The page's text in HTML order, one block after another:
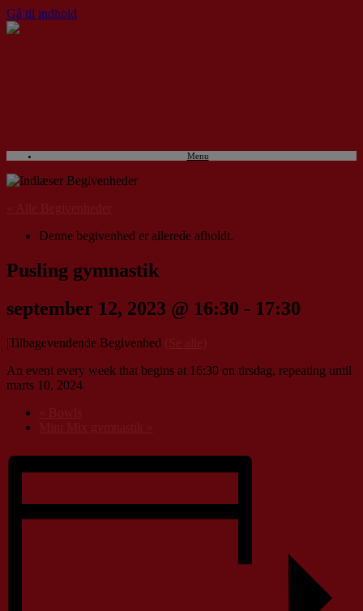
Gå til indhold
Menu
Denne begivenhed er allerede afholdt.
Pusling gymnastik
september 12, 2023 @ 16:30 - 17:30
|Tilbagevendende Begivenhed
An event every week that begins at 16:30 on tirsdag, repeating until
marts 10, 2024